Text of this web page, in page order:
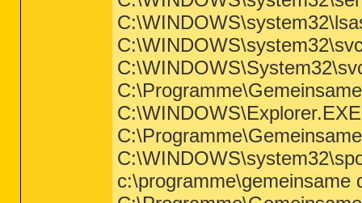
C:\WINDOWS\Explorer.EXE
c:\programme\gemeinsame